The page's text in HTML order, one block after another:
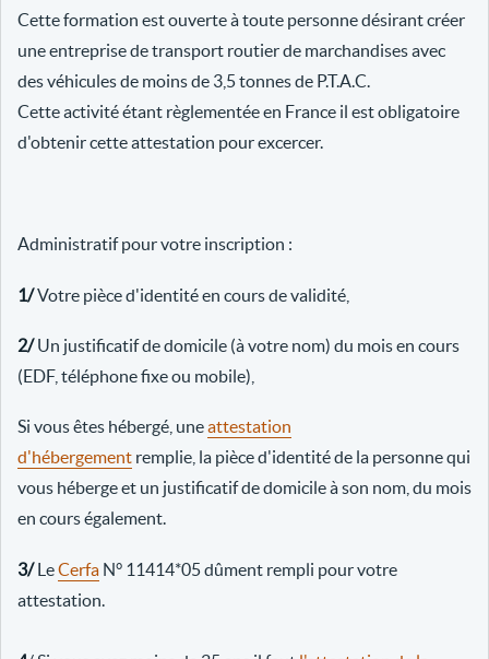
Cette formation est ouverte à toute personne désirant créer
une entreprise de transport routier de marchandises avec
des véhicules de moins de 3,5 tonnes de P.T.A.C.
Cette activité étant règlementée en France il est obligatoire
d'obtenir cette attestation pour excercer.
Administratif pour votre inscription :
1/Votre pièce d'identité en cours de validité,
2/Un justificatif de domicile (à votre nom) du mois en cours
(EDF, téléphone fixe ou mobile),
Si vous êtes hébergé, uneattestation
d'hébergement remplie, la pièce d'identité de la personne qui
vous héberge et un justificatif de domicile à son nom, du mois
en cours également.
3/LeCerfa N° 11414*05 dûment rempli pour votre
attestation.